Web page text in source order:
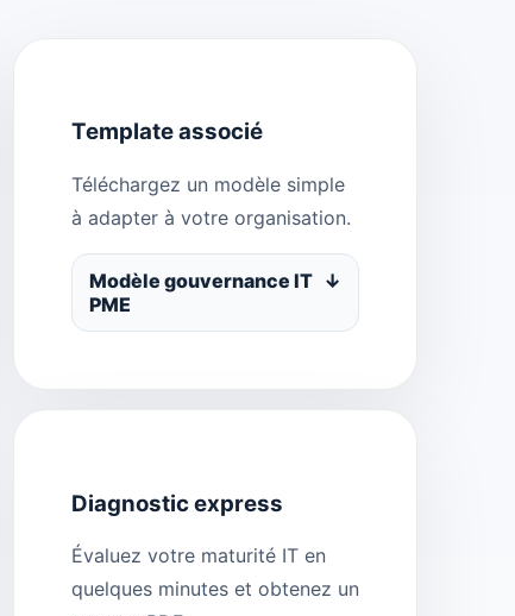
Template associé
Téléchargez un modèle simple
à adapter à votre organisation.
Modèle gouvernance IT
PME
↓
Diagnostic express
Évaluez votre maturité IT en
quelques minutes et obtenez un